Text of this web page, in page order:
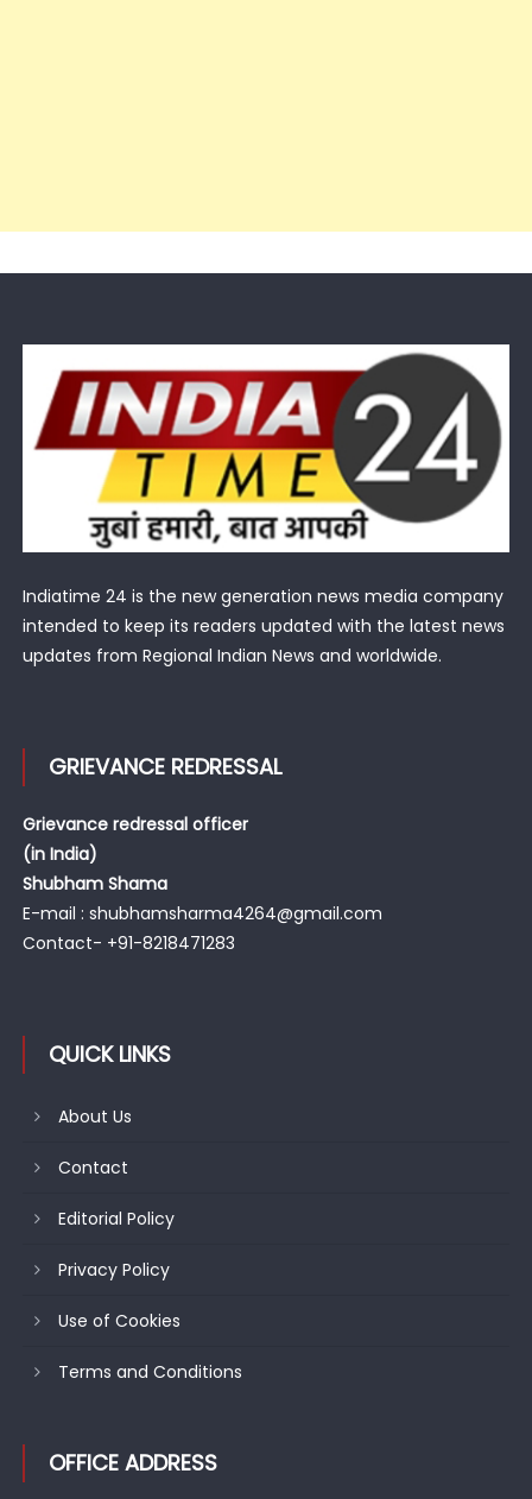
Indiatime 24 is the new generation news media company
intended to keep its readers updated with the latest news
updates from Regional Indian News and worldwide.
GRIEVANCE REDRESSAL
Grievance redressal officer
(in India)
Shubham Shama
E-mail : shubhamsharma4264@gmail.com
Contact- +91-8218471283
QUICK LINKS
About Us
Contact
Editorial Policy
Privacy Policy
Use of Cookies
Terms and Conditions
OFFICE ADDRESS